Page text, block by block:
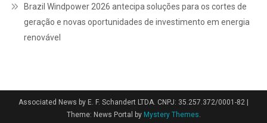
Brazil Windpower 2026 antecipa soluções para os cortes de
geração e novas oportunidades de investimento em energia
renovável
Associated News by E. F. Schandert LTDA. CNPJ: 35.257.372/0001-82 |
Theme: News Portal by Mystery Themes